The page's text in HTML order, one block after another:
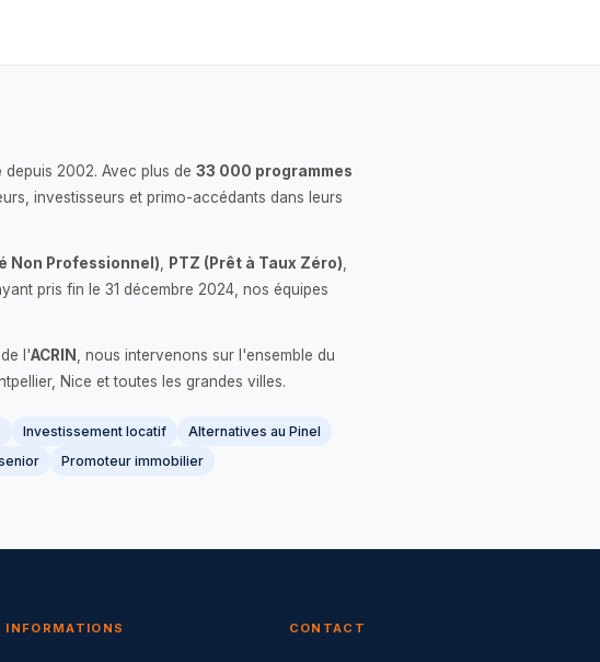
depuis 2002. Avec plus de 33 000 programmes
investisseurs et primo-accédants dans leurs
Non Professionnel) PTZ (Prêt à Taux Zéro)
pris fin le 31 décembre 2024, nos équipes
l'ACRIN
, nous intervenons sur l'ensemble du
Nice et toutes les grandes villes.
Investissement locatif
Alternatives au Pinel
Promoteur immobilier
INFORMATIONS CONTACT